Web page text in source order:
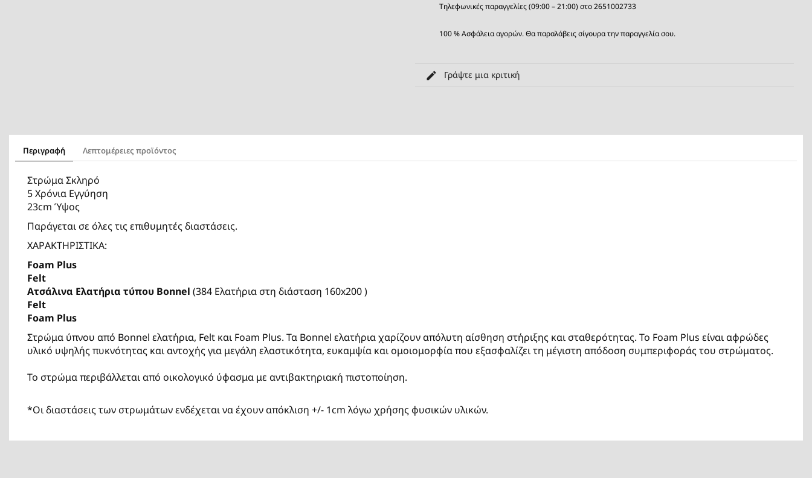
Τηλεφωνικές παραγγελίες (09:00 – 21:00) στο 2651002733
100 % Ασφάλεια αγορών. Θα παραλάβεις σίγουρα την παραγγελία σου.
Γράψτε μια κριτική
Περιγραφή Λεπτομέρειες προϊόντος
Στρώμα Σκληρό
5 Χρόνια Εγγύηση
23cm Ύψος
Παράγεται σε όλες τις επιθυμητές διαστάσεις.
ΧΑΡΑΚΤΗΡΙΣΤΙΚΑ:
Foam Plus
Felt
Ατσάλινα Ελατήρια τύπου Bonnel (384 Ελατήρια στη διάσταση 160x200 )
Felt
Foam Plus
Στρώμα ύπνου από Bonnel ελατήρια, Felt και Foam Plus. Τα Bonnel ελατήρια χαρίζουν απόλυτη αίσθηση στήριξης και σταθερότητας. Το Foam Plus είναι αφρώδες
υλικό υψηλής πυκνότητας και αντοχής για μεγάλη ελαστικότητα, ευκαμψία και ομοιομορφία που εξασφαλίζει τη μέγιστη απόδοση συμπεριφοράς του στρώματος.
Το στρώμα περιβάλλεται από οικολογικό ύφασμα με αντιβακτηριακή πιστοποίηση.
*Οι διαστάσεις των στρωμάτων ενδέχεται να έχουν απόκλιση +/- 1cm λόγω χρήσης φυσικών υλικών.